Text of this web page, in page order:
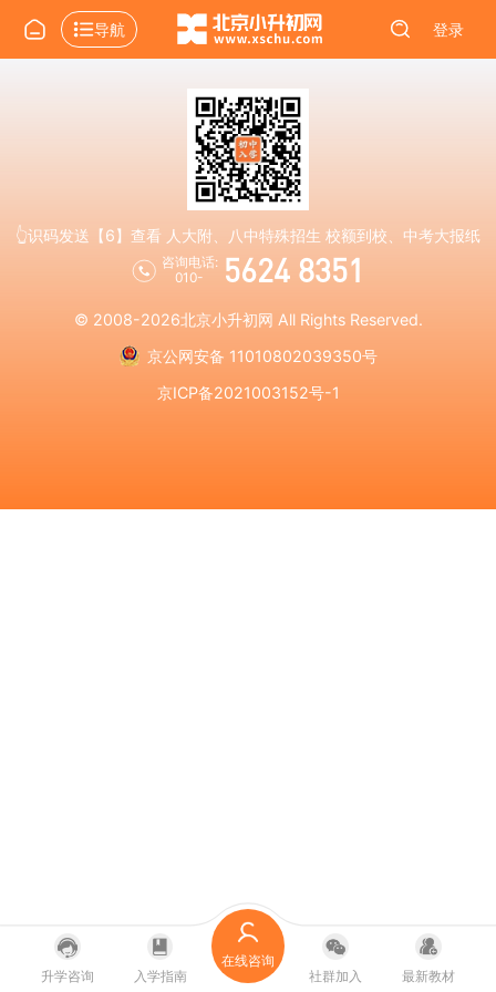
导航 登录
👆识码发送【6】查看 人大附、八中特殊招生 校额到校、中考大报纸
咨询电话:
010-
5624 8351
© 2008-2026北京小升初网 All Rights Reserved.
京公网安备 11010802039350号
京ICP备2021003152号-1
升学咨询 入学指南
在线咨询
社群加入
最新教材